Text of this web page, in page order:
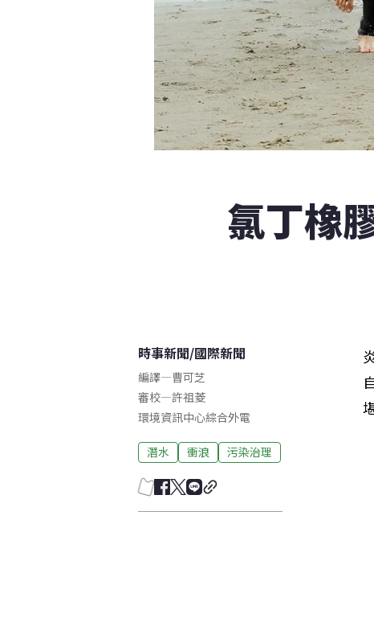
氯丁橡
時事新聞/國際新聞
編譯—曹可芝
審校—許祖菱
環境資訊中心綜合外電
潛水 衝浪 污染治理